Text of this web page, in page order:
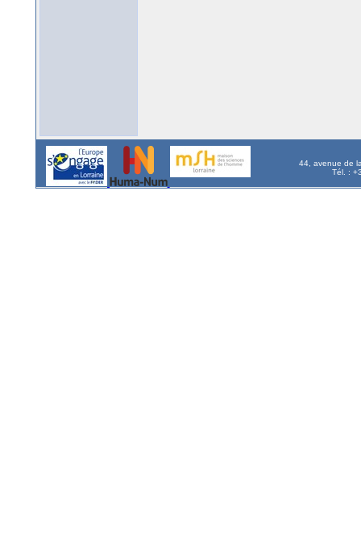
44, avenue de
Tél. :